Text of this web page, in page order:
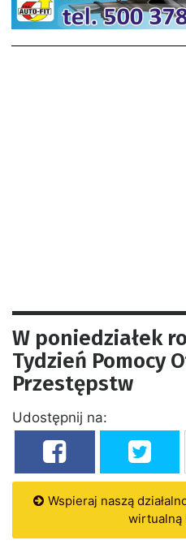
W poniedziałek
Tydzień Pomocy
Przestępstw
Udostępnij na:
Wspieraj naszą
wirtualną